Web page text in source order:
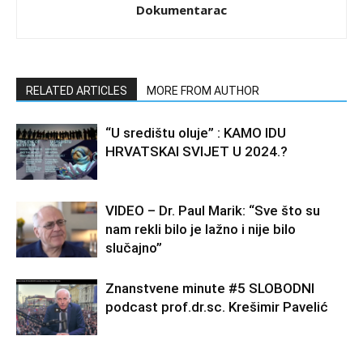
Dokumentarac
RELATED ARTICLES MORE FROM AUTHOR
“U središtu oluje” : KAMO IDU
HRVATSKAI SVIJET U 2024.?
VIDEO – Dr. Paul Marik: “Sve što su
nam rekli bilo je lažno i nije bilo
slučajno”
Znanstvene minute #5 SLOBODNI
podcast prof.dr.sc. Krešimir Pavelić